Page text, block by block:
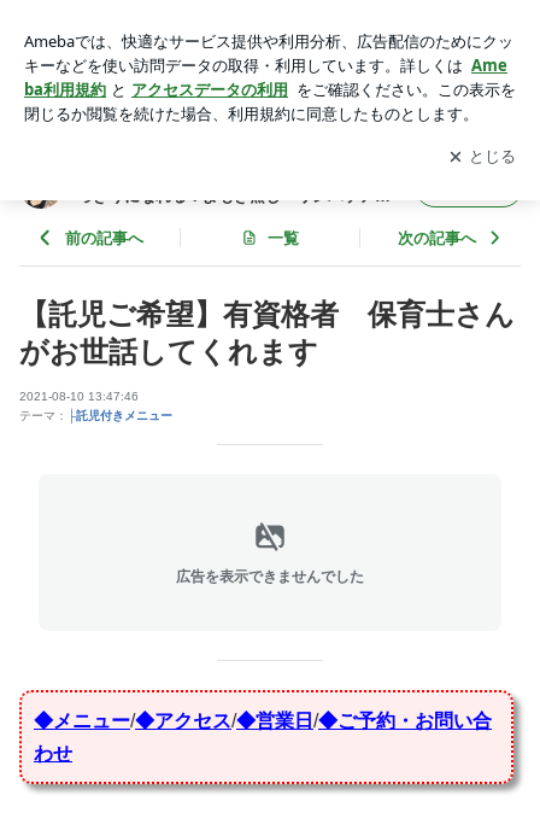
群馬前橋で冷え性を改善！むくみ・疲れがすっきりになれる！
よもぎ蒸し・リンパケア専門店 プチサロンなごみ
アプリをダウンロードして ブログの更新通知
を受け取りまし
ょう。
開く
っきりになれる！よもぎ蒸し・リンパケア専
前の記事へ 一覧 次の記事へ
【託児ご希望】有資格者 保育士さん
がお世話してくれます
2021-08-10 13:47:46
テーマ：
├託児付きメニュー
広告を表示できませんでした
◆メニュー/◆アクセス/◆営業日 /◆ご予約・お問い合
わせ